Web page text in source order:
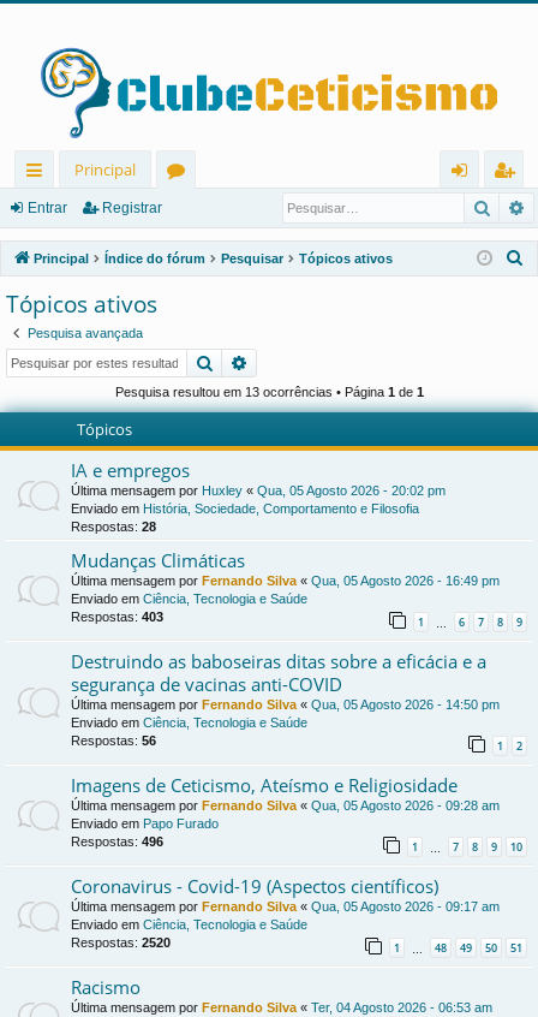
in
ks
rá
pi
d
Principal
u
ns
ra
r
eg
ist
ra
Entrar Registrar
Principal Índice do fórum Pesquisar Tópicos ativos
s
a
Tópicos ativos
Pesquisa avançada
Pesquisar
Pesquisa resultou em 13 ocorrências • Página 1de 1
Tópicos
IA e empregos
Última mensagem por Huxley « Qua, 05 Agosto 2026 - 20:02 pm
Enviado em História, Sociedade, Comportamento e Filosofia
Respostas: 28
Mudanças Climáticas
Última mensagem por Fernando Silva « Qua, 05 Agosto 2026 - 16:49 pm
Enviado em Ciência, Tecnologia e Saúde
Respostas: 403 1 6 7 8 9
Destruindo as baboseiras ditas sobre a eficácia e a
segurança de vacinas anti-COVID
Última mensagem por Fernando Silva « Qua, 05 Agosto 2026 - 14:50 pm
Enviado em Ciência, Tecnologia e Saúde
Respostas: 56 1 2
Imagens de Ceticismo, Ateísmo e Religiosidade
Última mensagem por Fernando Silva « Qua, 05 Agosto 2026 - 09:28 am
Enviado em Papo Furado
Respostas: 496 1 … 7 8 9 10
Coronavirus - Covid-19 (Aspectos científicos)
Última mensagem por Fernando Silva « Qua, 05 Agosto 2026 - 09:17 am
Enviado em Ciência, Tecnologia e Saúde
Respostas: 2520 1 … 48 49 50 51
Racismo
Última mensagem por Fernando Silva « Ter, 04 Agosto 2026 - 06:53 am